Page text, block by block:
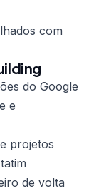
com
do Google
e
projetos
de volta